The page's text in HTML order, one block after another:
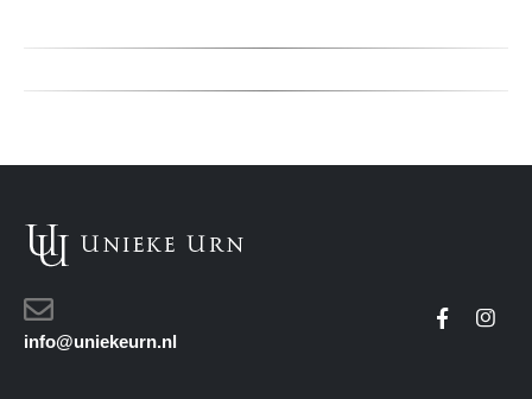
info@uniekeurn.nl